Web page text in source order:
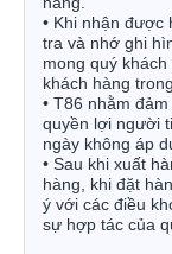
• Khi nhận được
tra và nhớ ghi
mong quý
khách hàng
• T86 nhằm
quyền lợi người
ngày không áp
• Sau khi xuất
hàng, khi đặt
ý với các điều
sự hợp tác của